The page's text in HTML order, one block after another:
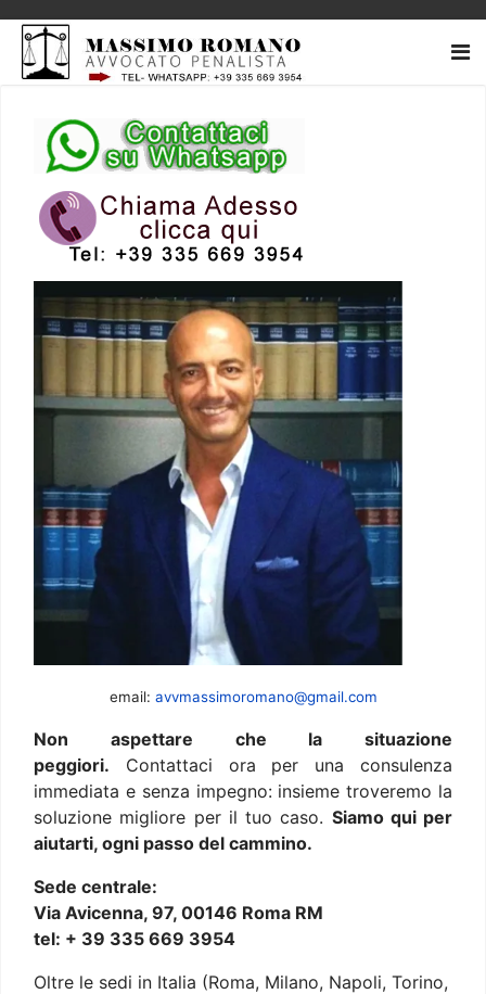
email: avvmassimoromano@gmail.com
Non aspettare che la situazione
peggiori. Contattaci ora per una consulenza
immediata e senza impegno: insieme troveremo la
soluzione migliore per il tuo caso. Siamo qui per
aiutarti, ogni passo del cammino.
Sede centrale:
Via Avicenna, 97, 00146 Roma RM
tel: + 39 335 669 3954
Oltre le sedi in Italia (Roma, Milano, Napoli, Torino,